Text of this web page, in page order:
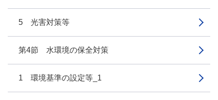
5 光害対策等
第4節 水環境の保全対策
1 環境基準の設定等_1